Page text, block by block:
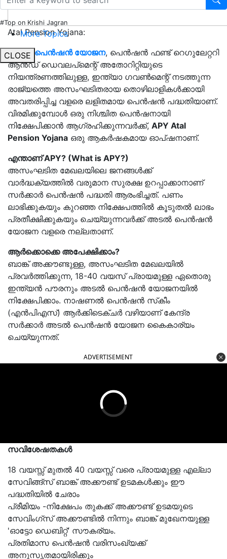
#Top on Krishi Jagran
More Topics
CLOSE
Atal Pension Yojana:
അടല്‍ പെന്‍ഷന്‍ യോജന, പെന്‍ഷന്‍ ഫണ്ട് റെഗുലേറ്ററി
ആന്‍ഡ് ഡെവലപ്മെന്റ് അതോറിറ്റിയുടെ
നിയന്ത്രണത്തിലുള്ള, ഇന്ത്യാ ഗവണ്‍മെന്റ് നടത്തുന്ന
രാജ്യത്തെ അസംഘടിതരായ തൊഴിലാളികള്‍ക്കായി
അവതരിപ്പിച്ച വളരെ ലളിതമായ പെന്‍ഷന്‍ പദ്ധതിയാണ്.
വിരമിക്കുമ്പോള്‍ ഒരു നിശ്ചിത പെന്‍ഷനായി
നിക്ഷേപിക്കാന്‍ ആഗ്രഹിക്കുന്നവര്‍ക്ക്, APY Atal
Pension Yojana ഒരു ആകര്‍ഷകമായ ഓപ്ഷനാണ്.
എന്താണ് APY? (What is APY?)
അസംഘടിത മേഖലയിലെ ജനങ്ങള്‍ക്ക്
വാര്‍ദ്ധക്യത്തില്‍ വരുമാന സുരക്ഷ ഉറപ്പാക്കാനാണ്
സര്‍ക്കാര്‍ പെന്‍ഷന്‍ പദ്ധതി ആരംഭിച്ചത്. പണം
ലാഭിക്കുകയും കുറഞ്ഞ നിക്ഷേപത്തില്‍ കൂടുതല്‍ ലാഭം
പ്രതീക്ഷിക്കുകയും ചെയ്യുന്നവര്‍ക്ക് അടല്‍ പെന്‍ഷന്‍
യോജന വളരെ നല്ലതാണ്.
ആര്‍ക്കൊക്കെ അപേക്ഷിക്കാം?
ബാങ്ക് അക്കൗണ്ടുള്ള, അസംഘടിത മേഖലയില്‍
പ്രവര്‍ത്തിക്കുന്ന, 18-40 വയസ് പ്രായമുള്ള ഏതൊരു
ഇന്ത്യന്‍ പൗരനും അടല്‍ പെന്‍ഷന്‍ യോജനയില്‍
നിക്ഷേപിക്കാം. നാഷണല്‍ പെന്‍ഷന്‍ സ്‌കീം
(എന്‍പിഎസ്) ആര്‍ക്കിടെക്ചര്‍ വഴിയാണ് കേന്ദ്ര
സര്‍ക്കാര്‍ അടല്‍ പെന്‍ഷന്‍ യോജന കൈകാര്യം
ചെയ്യുന്നത്.
ADVERTISEMENT
സവിശേഷതകള്‍
18 വയസ്സ് മുതല്‍ 40 വയസ്സ് വരെ പ്രായമുള്ള എല്ലാ
സേവിങ്ങ്‌സ് ബാങ്ക് അക്കൗണ്ട് ഉടമകള്‍ക്കും ഈ
പദ്ധതിയില്‍ ചേരാം
പ്രീമിയം -നിക്ഷേപം തുകക്ക് അക്കൗണ്ട് ഉടമയുടെ
സേവിംഗ്‌സ് അക്കൗണ്ടില്‍ നിന്നും ബാങ്ക് മുഖേനയുള്ള
'ഓട്ടോ ഡെബിറ്റ്' സൗകര്യം.
പ്രതിമാസ പെന്‍ഷന്‍ വരിസംഖ്യക്ക്
അനുസൃതമായിരിക്കും